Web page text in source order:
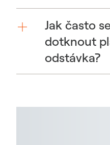
Jak často
dotknout
odstávka?